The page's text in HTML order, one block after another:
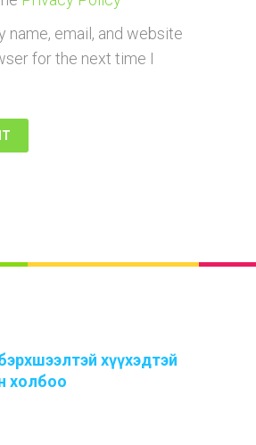
name, email, and website
for the next time I
хүүхэдтэй
холбоо